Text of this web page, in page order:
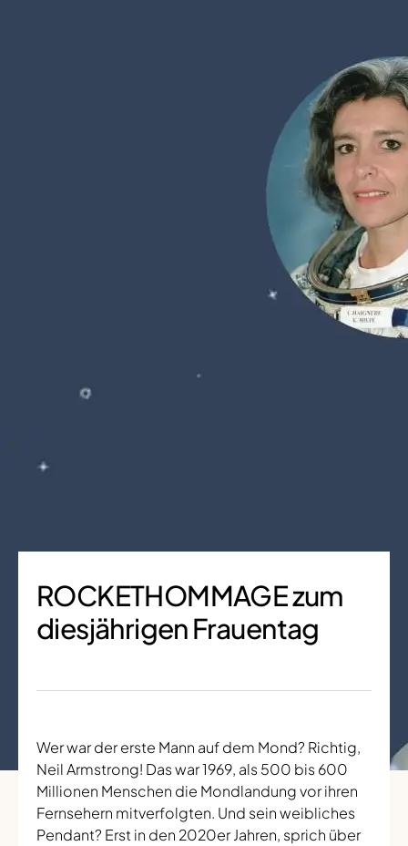
ROCKETHOMMAGE zum
diesjährigen Frauentag
Wer war der erste Mann auf dem Mond? Richtig,
Neil Armstrong! Das war 1969, als 500 bis 600
Millionen Menschen die Mondlandung vor ihren
Fernsehern mitverfolgten. Und sein weibliches
Pendant? Erst in den 2020er Jahren, sprich über